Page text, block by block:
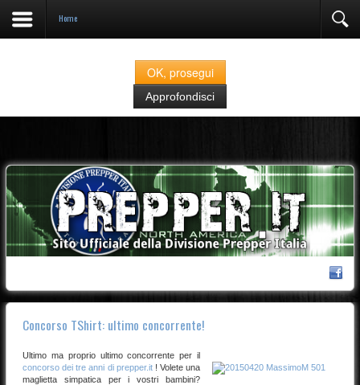
Prepper.it fa uso di cookies classificati come "strettamente necessari" alla navigazione.
OK, prosegui
Approfondisci
Home
Concorso TShirt: ultimo concorrente!
Ultimo ma proprio ultimo concorrente per il
concorso dei tre anni di prepper.it! Volete una
maglietta simpatica per i vostri bambini?